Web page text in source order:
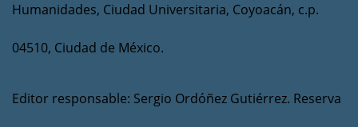
Humanidades, Ciudad Universitaria, Coyoacán, c.p.
04510, Ciudad de México.
Editor responsable: Sergio Ordóñez Gutiérrez. Reserva